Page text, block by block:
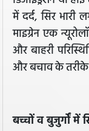
में दर्द, सिर भारी
माइग्रेन एक
और बाहरी
और बचाव के
बच्चों व बुजुर्गों में